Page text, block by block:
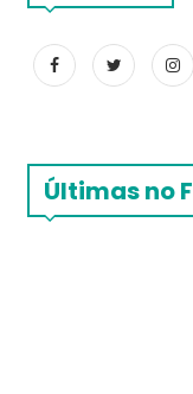
Últimas no